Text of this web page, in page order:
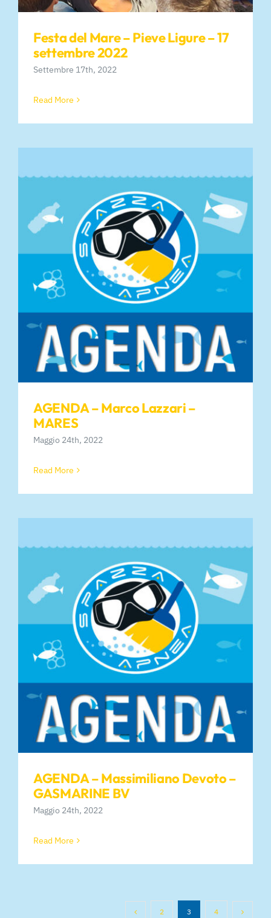
Festa del Mare – Pieve Ligure – 17
settembre 2022
Settembre 17th, 2022
Read More
AGENDA – Marco Lazzari –
MARES
Maggio 24th, 2022
Read More
AGENDA – Massimiliano Devoto –
GASMARINE BV
Maggio 24th, 2022
Read More
2 3 4